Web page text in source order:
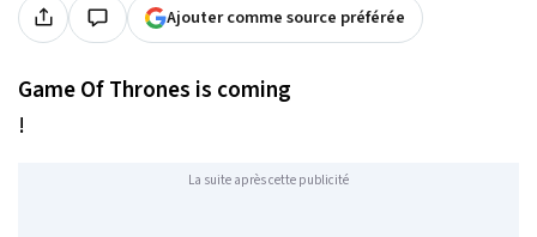
Ajouter comme source préférée
Game Of Thrones is coming
!
La suite après cette publicité